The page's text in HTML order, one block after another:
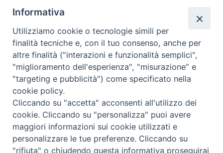
Diocesi
di Como
Informativa
Utilizziamo cookie o tecnologie simili per
finalità tecniche e, con il tuo consenso, anche per
altre finalità ("interazioni e funzionalità semplici",
"miglioramento dell'esperienza", "misurazione" e
"targeting e pubblicità") come specificato nella
cookie policy.
Cliccando su "accetta" acconsenti all'utilizzo dei
cookie. Cliccando su "personalizza" puoi avere
maggiori informazioni sui cookie utilizzati e
personalizzare le tue preferenze. Cliccando su
"rifiuta" o chiudendo questa informativa proseguirai